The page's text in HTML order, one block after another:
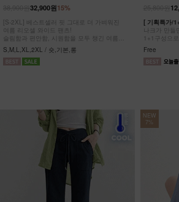
15%
32,900원
[S-2XL] 베스트셀러 핏 그대로 더 가벼워진
여름 리오셀 와이드 팬츠!
슬림함과 편안함, 시원함을 모두 챙긴 여름
완전정복 팬츠
S,M,L,XL,2XL / 숏,기본,롱
[ 기획특가/
나크가 만들
1+1구성으
다 챙겨가세요
Free
NEW
7%